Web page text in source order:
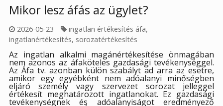
Mikor lesz áfás az ügylet?
2026-05-23 ingatlan értékesítés áfa,
ingatlanértékesítés, sorozatértékesítés
Az ingatlan alkalmi magánértékesítése önmagában
nem azonos az áfaköteles gazdasági tevékenységgel.
Az Áfa tv. azonban külön szabályt ad arra az esetre,
amikor egy egyébként nem adóalanyi minőségben
eljáró személy vagy szervezet sorozat jelleggel
értékesít meghatározott ingatlanokat. Ez gazdasági
tevékenységnek és adóalanyiságot eredményező